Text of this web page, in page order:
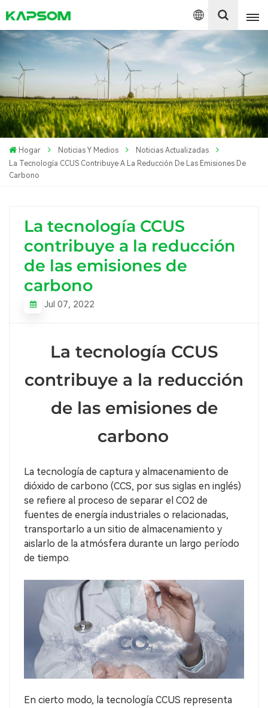
English
Español
Polski
Hogar Noticias Y Medios
Noticias Actualizadas
La Tecnología CCUS Contribuye A La Reducción De Las Emisiones De
Carbono
La tecnología CCUS
contribuye a la reducción
de las emisiones de
carbono
Jul 07, 2022
La tecnología CCUS
contribuye a la reducción
de las emisiones de
carbono
La tecnología de captura y almacenamiento de
dióxido de carbono (CCS, por sus siglas en inglés)
se refiere al proceso de separar el CO2 de
fuentes de energía industriales o relacionadas,
transportarlo a un sitio de almacenamiento y
aislarlo de la atmósfera durante un largo período
de tiempo.
En cierto modo, la tecnología CCUS representa